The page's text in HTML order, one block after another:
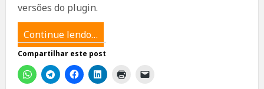
versões do plugin.
Continue lendo…
Compartilhar este post